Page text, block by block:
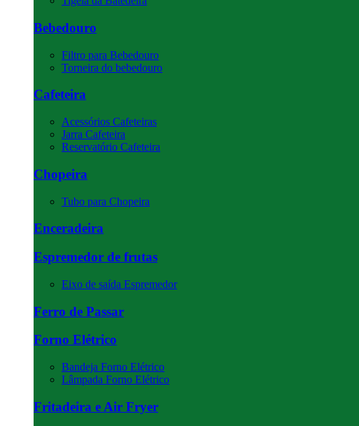
Bebedouro
Filtro para Bebedouro
Torneira do bebedouro
Cafeteira
Acessórios Cafeteiras
Jarra Cafeteira
Reservatório Cafeteira
Chopeira
Tubo para Chopeira
Enceradeira
Espremedor de frutas
Eixo de saída Espremedor
Ferro de Passar
Forno Elétrico
Bandeja Forno Elétrico
Lâmpada Forno Elétrico
Fritadeira e Air Fryer